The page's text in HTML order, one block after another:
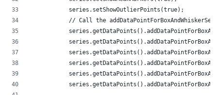
            series.setShowOutlierPoints(true);
// Call the